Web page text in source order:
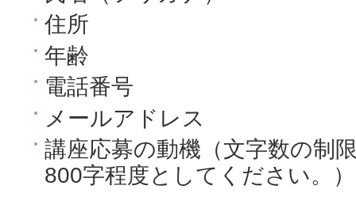
住所
年齢
電話番号
メールアドレス
講座応募の動機（文字数の制
800字程度としてください。）